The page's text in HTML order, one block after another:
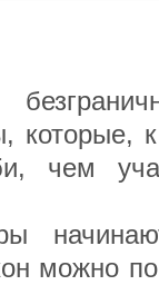
которые,
чем
можно